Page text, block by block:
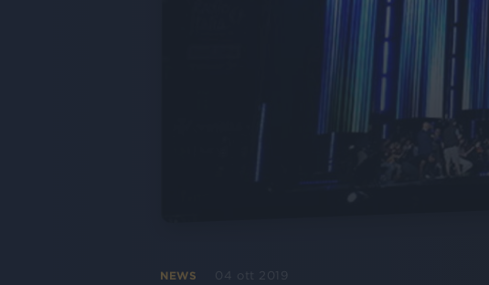
NEWS 04 ott 2019